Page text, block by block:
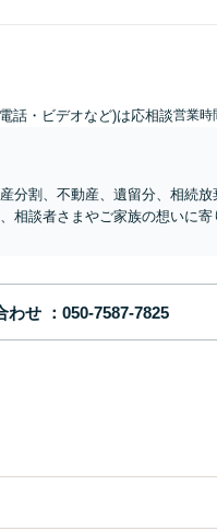
話・ビデオなど)は応相談営業時
分割、不動産、遺留分、相続
相談者さまやご家族の想いに
わせ